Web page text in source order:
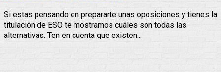
Si estas pensando en prepararte unas oposiciones y tienes la
titulación de ESO te mostramos cuáles son todas las
alternativas. Ten en cuenta que existen...